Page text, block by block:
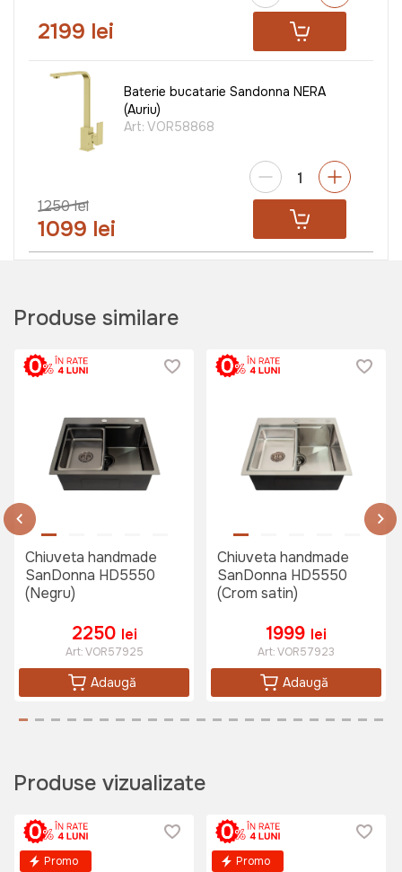
2199 lei
Baterie bucatarie Sandonna NERA
(Auriu)
Art: VOR58868
1250 lei
1099 lei
Produse similare
Chiuveta handmade
SanDonna HD5550
(Negru)
2250 lei
Art:VOR57925
Adaugă
Chiuveta handmade
SanDonna HD5550
(Crom satin)
1999 lei
Art:VOR57923
Adaugă
Produse vizualizate
Promo Promo